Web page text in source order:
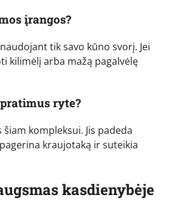
įrangos?
tik savo kūno svorį. Jei
kilimėlį arba mažą pagalvėlę
ryte?
kompleksui. Jis padeda
kraujotaką ir suteikia
kasdienybėje